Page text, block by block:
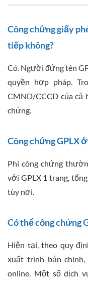
Công chứng giấy
tiếp không?
Có. Người đứng tên
quyền hợp pháp.
CMND/CCCD của cả
chứng.
Công chứng GPLX
Phí công chứng
với GPLX 1 trang,
tùy nơi.
Có thể công chứng
Hiện tại, theo quy
xuất trình bản
online. Một số dịch